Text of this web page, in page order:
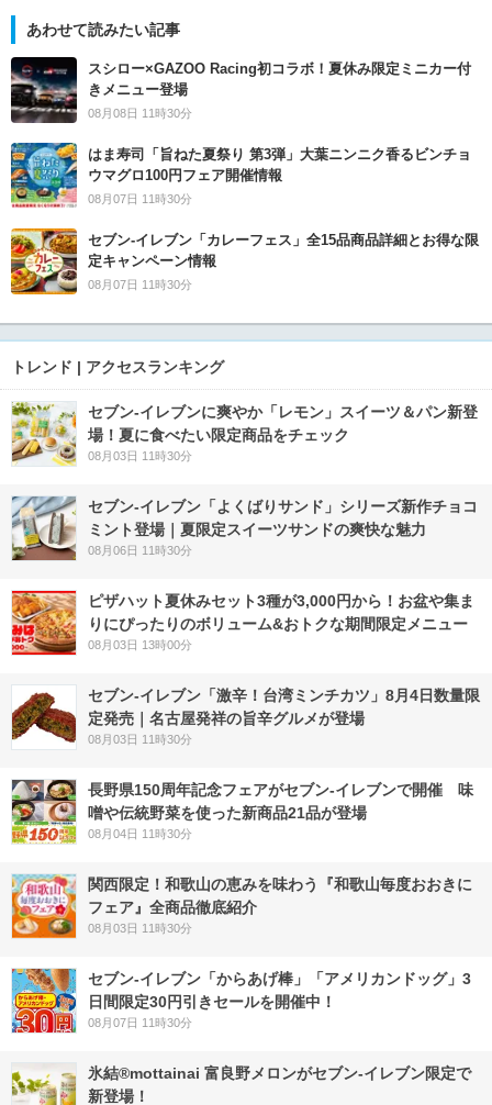
あわせて読みたい記事
スシロー×GAZOO Racing初コラボ！夏休み限定ミニカー付
きメニュー登場
08月08日 11時30分
はま寿司「旨ねた夏祭り 第3弾」大葉ニンニク香るビンチョ
ウマグロ100円フェア開催情報
08月07日 11時30分
セブン‐イレブン「カレーフェス」全15品商品詳細とお得な限
定キャンペーン情報
08月07日 11時30分
トレンド | アクセスランキング
セブン‐イレブンに爽やか「レモン」スイーツ＆パン新登
場！夏に食べたい限定商品をチェック
08月03日 11時30分
セブン‐イレブン「よくばりサンド」シリーズ新作チョコ
ミント登場｜夏限定スイーツサンドの爽快な魅力
08月06日 11時30分
ピザハット夏休みセット3種が3,000円から！お盆や集ま
りにぴったりのボリューム&おトクな期間限定メニュー
08月03日 13時00分
セブン-イレブン「激辛！台湾ミンチカツ」8月4日数量限
定発売｜名古屋発祥の旨辛グルメが登場
08月03日 11時30分
長野県150周年記念フェアがセブン-イレブンで開催 味
噌や伝統野菜を使った新商品21品が登場
08月04日 11時30分
関西限定！和歌山の恵みを味わう『和歌山毎度おおきに
フェア』全商品徹底紹介
08月03日 11時30分
セブン‐イレブン「からあげ棒」「アメリカンドッグ」3
日間限定30円引きセールを開催中！
08月07日 11時30分
氷結®mottainai 富良野メロンがセブン‐イレブン限定で
新登場！